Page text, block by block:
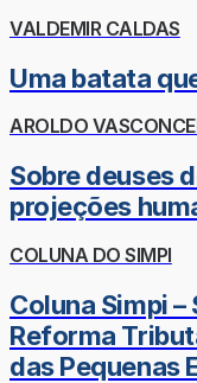
VALDEMIR CALDAS
Uma batata
AROLDO
Sobre deuses
projeções
COLUNA DO SIMPI
Coluna Simpi
Reforma
das Pequenas